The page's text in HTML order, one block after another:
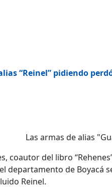
“Reinel” pidiendo
Las armas de alias
coautor del libro
departamento de Boyacá
Reinel.